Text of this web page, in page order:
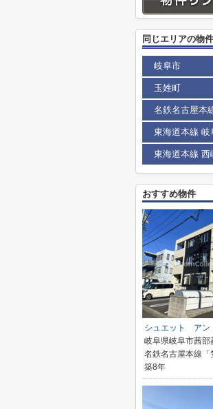
同じエリアの物件
岐阜市
玉姓町
名鉄名古屋本
東海道本線 岐
東海道本線 西
おすすめ物件
シュエット アン
岐阜県岐阜市茜部
名鉄名古屋本線
築8年